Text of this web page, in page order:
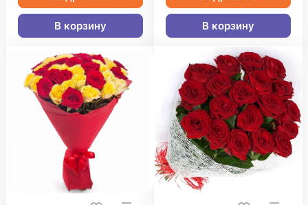
В корзину В корзину